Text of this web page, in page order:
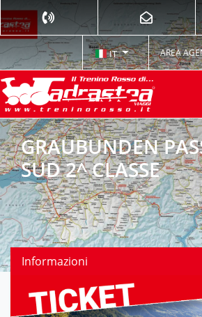
IT AREA
GRAUBUNDEN
SUD 2^ CLASSE
Informazioni